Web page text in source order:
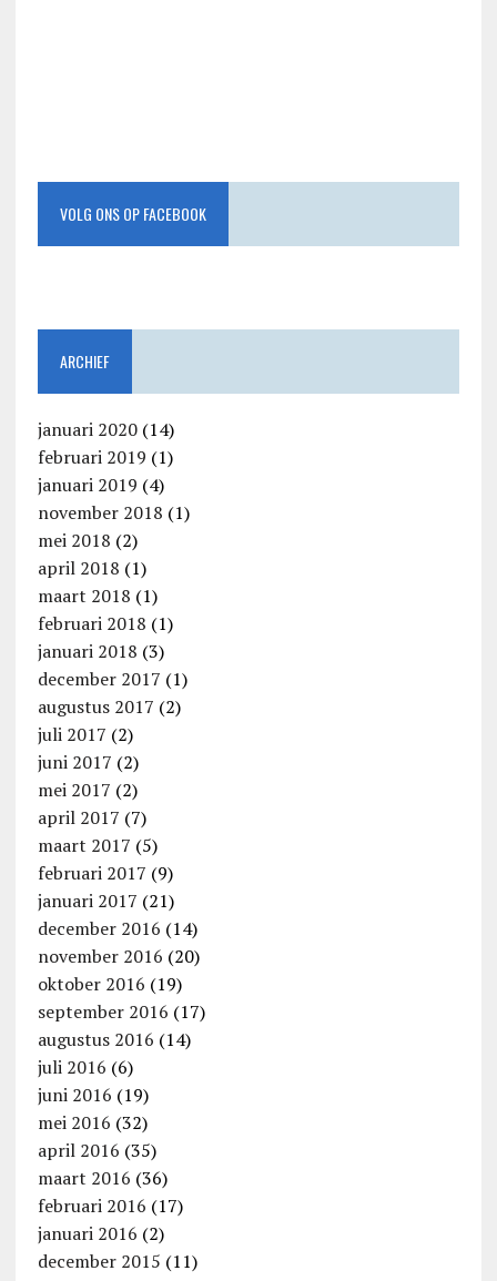
VOLG ONS OP FACEBOOK
ARCHIEF
januari 2020(14)
februari 2019 (1)
januari 2019 (4)
november 2018 (1)
mei 2018 (2)
april 2018 (1)
maart 2018 (1)
februari 2018 (1)
januari 2018 (3)
december 2017 (1)
augustus 2017 (2)
juli 2017 (2)
juni 2017 (2)
mei 2017 (2)
april 2017 (7)
maart 2017 (5)
februari 2017 (9)
januari 2017 (21)
december 2016 (14)
november 2016 (20)
oktober 2016 (19)
september 2016 (17)
augustus 2016 (14)
juli 2016 (6)
juni 2016 (19)
mei 2016 (32)
april 2016 (35)
maart 2016 (36)
februari 2016 (17)
januari 2016 (2)
december 2015 (11)